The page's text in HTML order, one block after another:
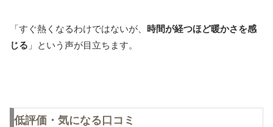
「すぐ熱くなるわけではないが、 時間が経つほど暖かさを感
じる 」という声が目立ちます。
低評価・気になる口コミ